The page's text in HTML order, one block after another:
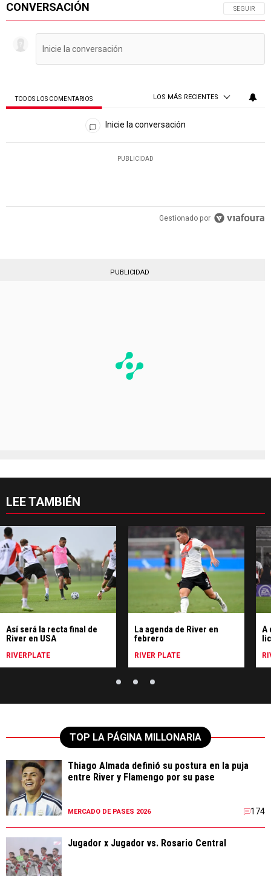
CONVERSACIÓN SIGA ESTA
SEGUIR
TODOS LOS COMENTARIOS LOS MÁS RECIENTES
Todos los comentarios
Inicie la conversación
PUBLICIDAD
Gestionado por
PUBLICIDAD
LEE TAMBIÉN
Así será la recta final de
River en USA
RIVERPLATE
La agenda de River en
febrero
RIVER PLATE
A
TOP LA PÁGINA MILLONARIA
Thiago Almada definió su postura en la puja
entre River y Flamengo por su pase
MERCADO DE PASES 2026 174
Jugador x Jugador vs. Rosario Central